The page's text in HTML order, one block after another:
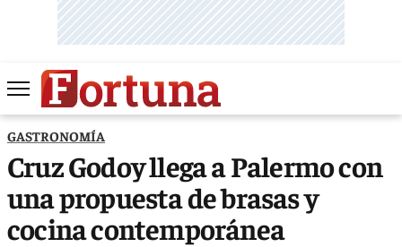
GASTRONOMÍA
Cruz Godoy llega a Palermo con
una propuesta de brasas y
cocina contemporánea